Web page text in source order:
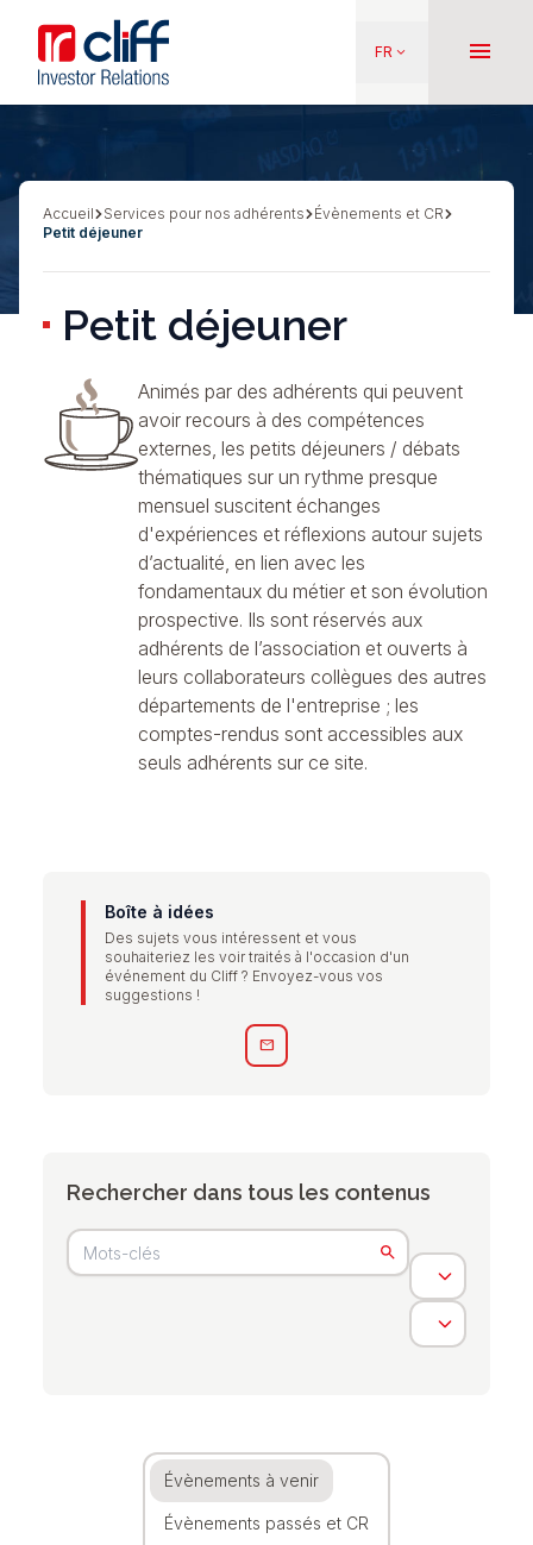
contenu
principal
Aller directement au contenu
FR keyboard_arrow_down menu
Fil
d'Ariane
Accueil Services pour nos adhérents
Évènements et CR
Petit déjeuner
Petit déjeuner
Animés par des adhérents qui peuvent
avoir recours à des compétences
externes, les petits déjeuners / débats
thématiques sur un rythme presque
mensuel suscitent échanges
d'expériences et réflexions autour sujets
d’actualité, en lien avec les
fondamentaux du métier et son évolution
prospective. Ils sont réservés aux
adhérents de l’association et ouverts à
leurs collaborateurs collègues des autres
départements de l'entreprise ; les
comptes-rendus sont accessibles aux
seuls adhérents sur ce site.
Boîte à idées
Des sujets vous intéressent et vous
souhaiteriez les voir traités à l'occasion d'un
événement du Cliff ? Envoyez-vous vos
suggestions !
mail
Rechercher dans tous les contenus
Évènements à venir
Évènements passés et CR